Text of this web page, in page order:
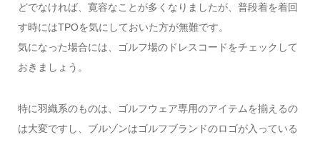
どでなければ、寛容なことが多くなりましたが、普段着を着回
す時にはTPOを気にしておいた方が無難です。
気になった場合には、ゴルフ場のドレスコードをチェックして
おきましょう。
特に羽織系のものは、ゴルフウェア専用のアイテムを揃えるの
は大変ですし、ブルゾンはゴルフブランドのロゴが入っている